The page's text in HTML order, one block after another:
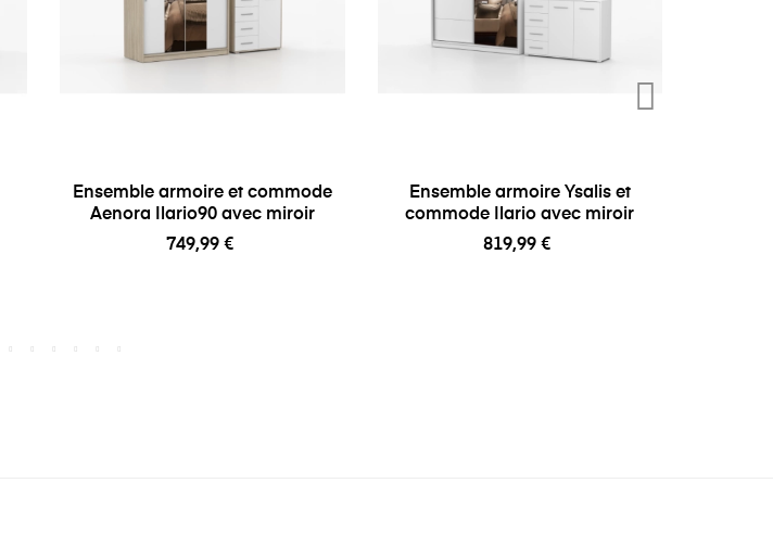
Ensemble armoire et commode
Aenora Ilario90 avec miroir
749,99 €
Ensemble armoire Ysalis et
commode Ilario avec miroir
819,99 €